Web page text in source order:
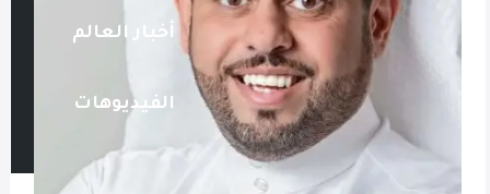
أخبار العالم
الفيديوهات